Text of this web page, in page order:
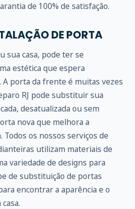
de 100% de satisfação.
DE PORTA
sua casa, pode ter se
estética que espera
porta da frente é muitas vezes
RJ pode substituir sua
desatualizada ou sem
nova que melhora a
Todos os nossos serviços de
utilizam materiais de
variedade de designs para
de substituição de portas
encontrar a aparência e o